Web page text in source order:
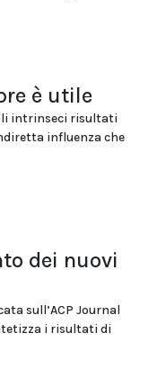
è utile
intrinseci risultati
influenza che
dei nuovi
sull’ACP Journal
i risultati di